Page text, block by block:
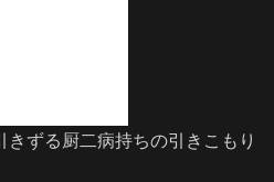
ずる厨二病持ちの引きこもり